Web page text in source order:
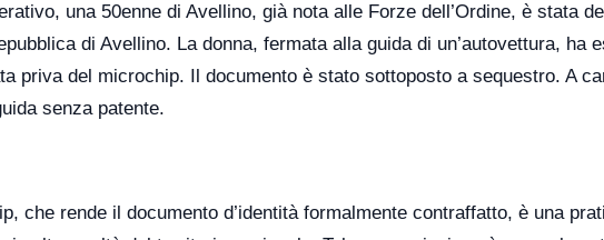
una 50enne di Avellino, già nota alle Forze dell’Ordine, è stata
di Avellino. La donna, fermata alla guida di un’autovettura, ha
priva del microchip. Il documento è stato sottoposto a sequestro. A
senza patente.
che rende il documento d’identità formalmente contraffatto, è una